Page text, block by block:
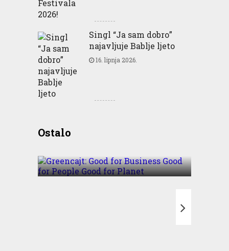
Singl “Ja sam dobro”
najavljuje Bablje ljeto
16. lipnja 2026.
OstaloBusiness Good for People